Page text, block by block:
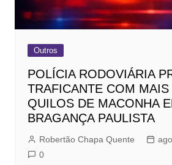
Outros
POLÍCIA RODOVIÁRIA
TRAFICANTE COM MAIS
QUILOS DE MACONHA
BRAGANÇA PAULISTA
Robertão Chapa Quente
0